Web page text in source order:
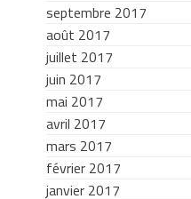
septembre 2017
août 2017
juillet 2017
juin 2017
mai 2017
avril 2017
mars 2017
février 2017
janvier 2017